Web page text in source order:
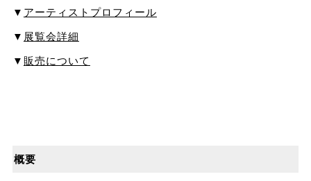
▼ アーティストプロフィール
▼ 展覧会詳細
▼ 販売について
概要